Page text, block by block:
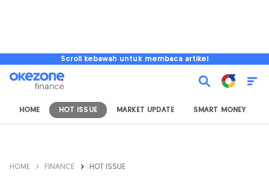
Scroll kebawah untuk membaca artikel
HOME HOT ISSUE MARKET UPDATE SMART MONEY
HOME FINANCE HOT ISSUE